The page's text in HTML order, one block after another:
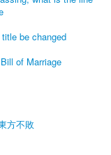
be changed
of Marriage
方不敗